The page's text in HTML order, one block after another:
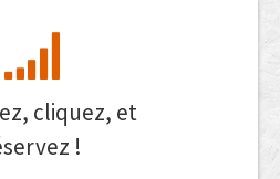
cliquez, et
!